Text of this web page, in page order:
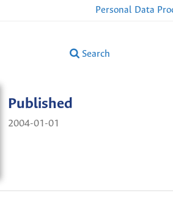
Personal Data
Search
Published
2004-01-01